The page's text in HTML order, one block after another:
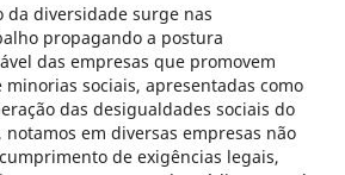
da diversidade surge nas
propagando a postura
das empresas que promovem
minorias sociais, apresentadas como
das desigualdades sociais do
em diversas empresas não
de exigências legais,